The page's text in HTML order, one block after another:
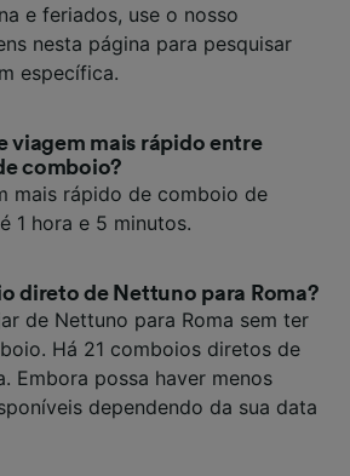
e feriados, use o nosso
nesta página para pesquisar
específica.
viagem mais rápido entre
comboio?
mais rápido de comboio de
1 hora e 5 minutos.
direto de Nettuno para Roma?
de Nettuno para Roma sem ter
Há 21 comboios diretos de
Embora possa haver menos
dependendo da sua data